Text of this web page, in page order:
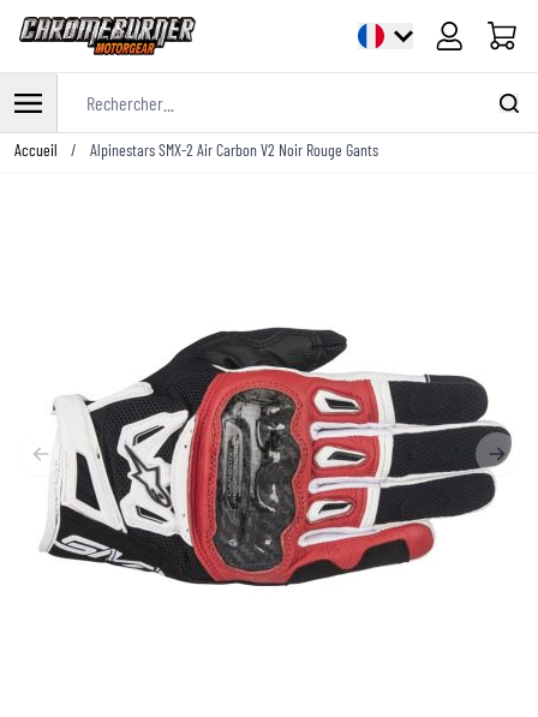
Panier
Allez au contenu
Accueil / Alpinestars SMX-2 Air Carbon V2 Noir Rouge Gants